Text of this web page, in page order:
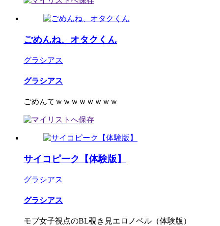
ごめんね、オタクくん
グラシアス
グラシアス
ごめんてｗｗｗｗｗｗｗｗ
サイコピーク【体験版】
グラシアス
グラシアス
モブ女子視点のBL覗き見エロノベル（体験版）